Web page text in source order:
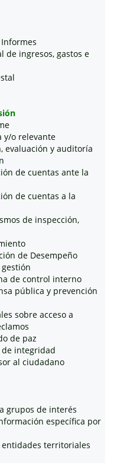
de ingresos, gastos e
y/o relevante
evaluación y auditoría
de cuentas ante la
de cuentas a la
de inspección,
de Desempeño
de control interno
pública y prevención
sobre acceso a
de paz
integridad
al ciudadano
grupos de interés
específica por
territoriales